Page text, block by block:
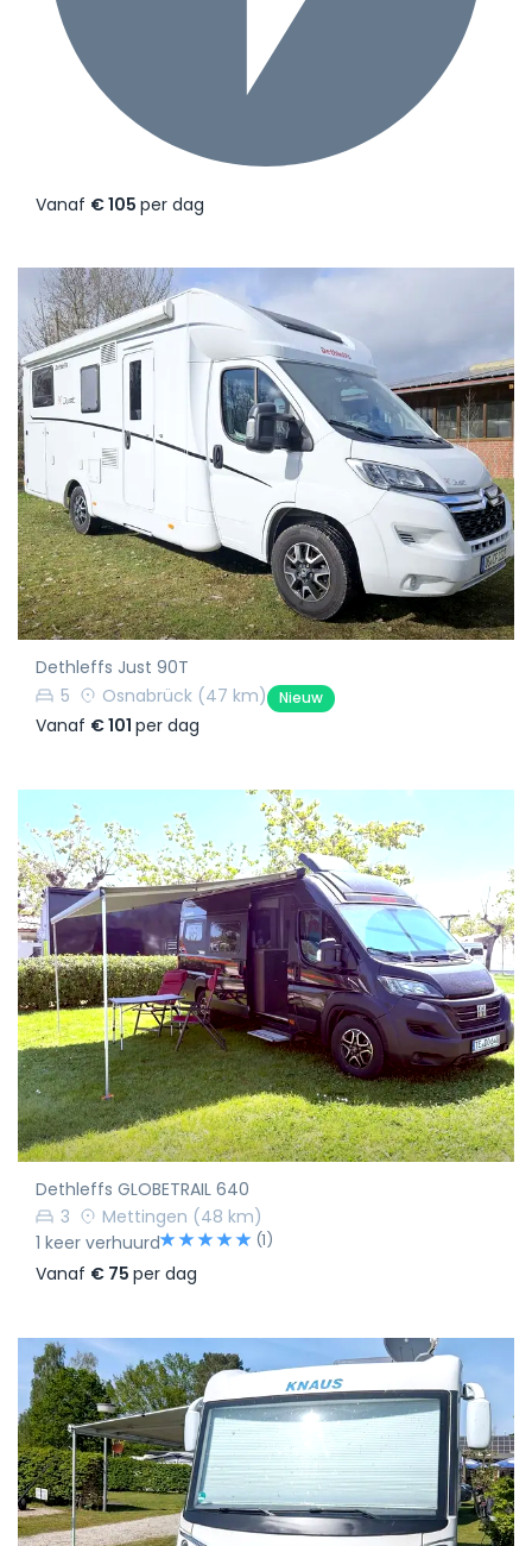
Vanaf € 105 per dag
Dethleffs Just 90T
5
Osnabrück (47 km) Nieuw
Vanaf € 101 per dag
Dethleffs GLOBETRAIL 640
3
Mettingen (48 km)
1 keer verhuurd
(1)
Vanaf € 75 per dag